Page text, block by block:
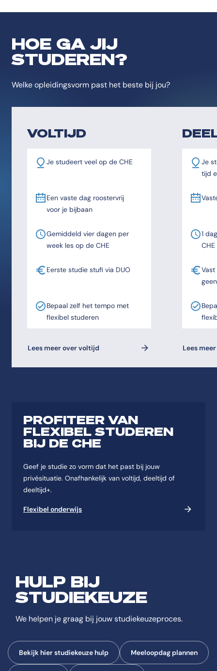
HOE GA JIJ
STUDEREN?
Welke opleidingsvorm past het beste bij jou?
VOLTIJD
Je studeert veel op de CHE
Een vaste dag roostervrij
voor je bijbaan
Gemiddeld vier dagen per
week les op de CHE
Eerste studie stufi via DUO
Bepaal zelf het tempo met
flexibel studeren
Lees meer over voltijd
Je
tijd
1
CHE
Lees
PROFITEER VAN
FLEXIBEL STUDEREN
BIJ DE CHE
Geef je studie zo vorm dat het past bij jouw
privésituatie. Onafhankelijk van voltijd, deeltijd of
deeltijd+.
Flexibel onderwijs
HULP BIJ
STUDIEKEUZE
We helpen je graag bij jouw studiekeuzeproces.
Bekijk hier studiekeuze hulp Meeloopdag plannen